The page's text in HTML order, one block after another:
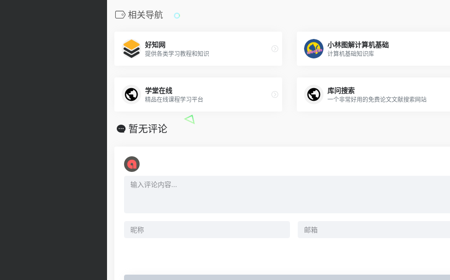
相关导航
好知网
提供各类学习教程和知识
小林图解计算机基础
计算机基础知识库
学堂在线
精品在线课程学习平台
库问搜索
一个非常好用的免费论文文献搜索网站
暂无评论